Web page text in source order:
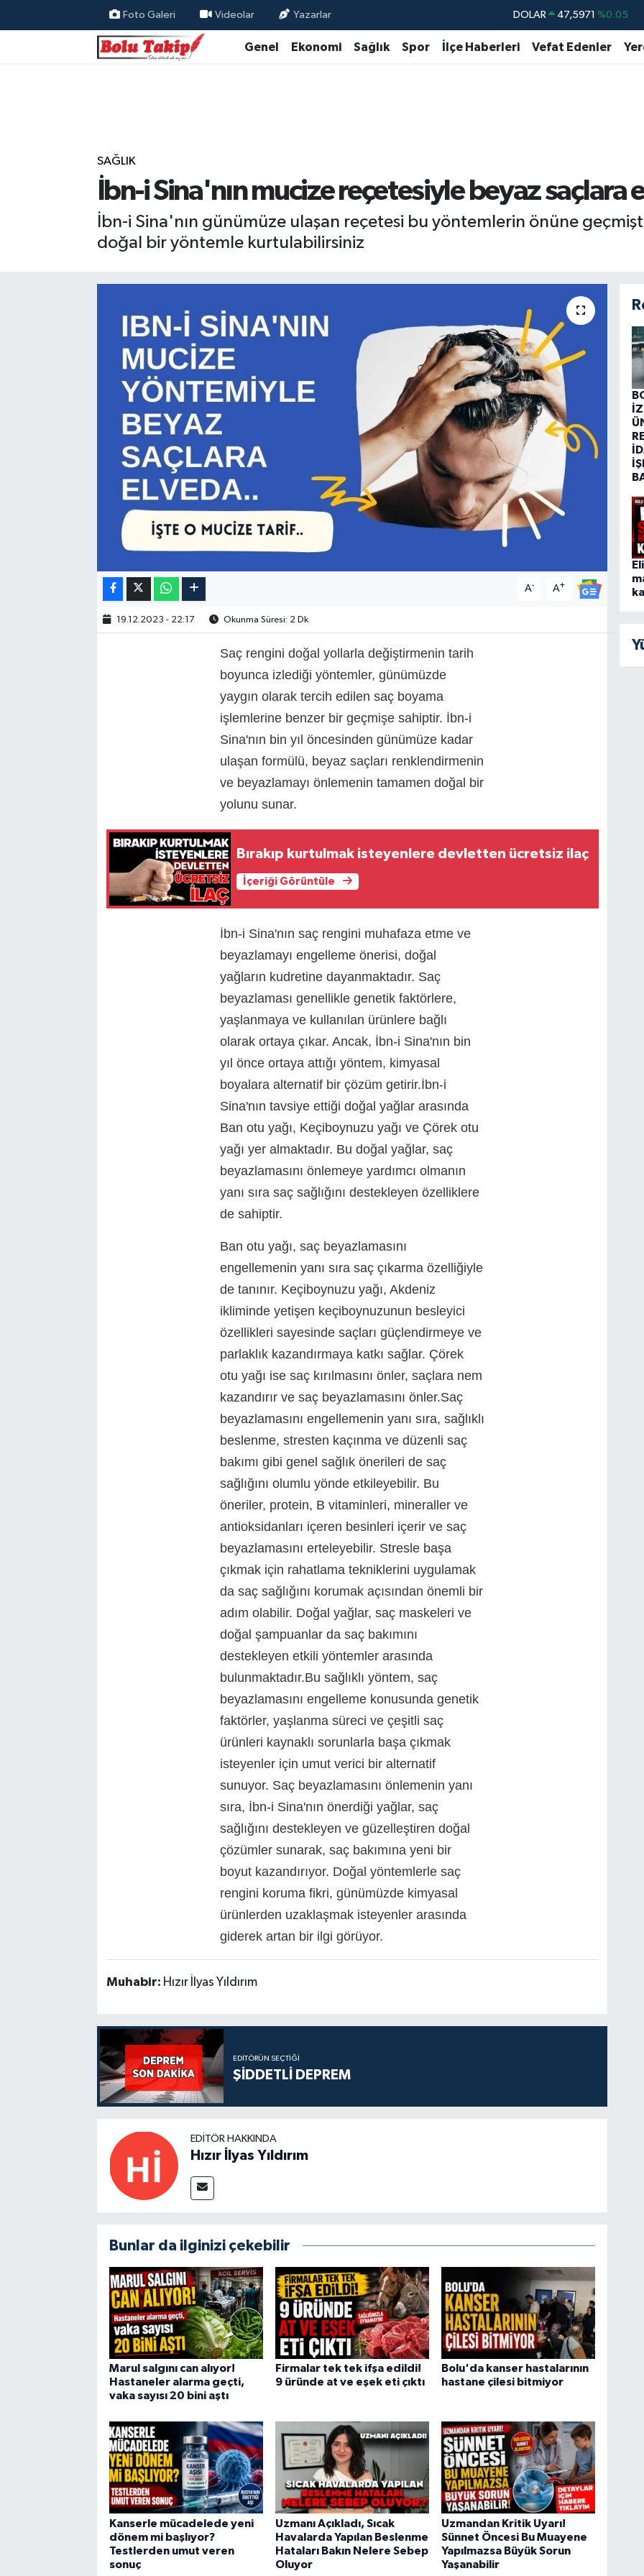
Foto Galeri Videolar Yazarlar DOLAR 47,5971 %0.05
EURO 55,1336 %0.18
Genel Ekonomi Sağlık Spor İlçe Haberleri Vefat Edenler
SAĞLIK
İbn-i Sina'nın mucize reçetesiyle beyaz saçlara
İbn-i Sina'nın günümüze ulaşan reçetesi bu yöntemlerin önüne
doğal bir yöntemle kurtulabilirsiniz
A- A+
19.12.2023 - 22:17 Okunma Süresi: 2 Dk
Saç rengini doğal yollarla değiştirmenin tarih
boyunca izlediği yöntemler, günümüzde
yaygın olarak tercih edilen saç boyama
işlemlerine benzer bir geçmişe sahiptir. İbn-i
Sina'nın bin yıl öncesinden günümüze kadar
ulaşan formülü, beyaz saçları renklendirmenin
ve beyazlamayı önlemenin tamamen doğal bir
yolunu sunar.
Bırakıp kurtulmak isteyenlere devletten ücretsiz ilaç
İçeriği Görüntüle
İbn-i Sina'nın saç rengini muhafaza etme ve
beyazlamayı engelleme önerisi, doğal
yağların kudretine dayanmaktadır. Saç
beyazlaması genellikle genetik faktörlere,
yaşlanmaya ve kullanılan ürünlere bağlı
olarak ortaya çıkar. Ancak, İbn-i Sina'nın bin
yıl önce ortaya attığı yöntem, kimyasal
boyalara alternatif bir çözüm getirir.İbn-i
Sina'nın tavsiye ettiği doğal yağlar arasında
Ban otu yağı, Keçiboynuzu yağı ve Çörek otu
yağı yer almaktadır. Bu doğal yağlar, saç
beyazlamasını önlemeye yardımcı olmanın
yanı sıra saç sağlığını destekleyen özelliklere
de sahiptir.
Ban otu yağı, saç beyazlamasını
engellemenin yanı sıra saç çıkarma özelliğiyle
de tanınır. Keçiboynuzu yağı, Akdeniz
ikliminde yetişen keçiboynuzunun besleyici
özellikleri sayesinde saçları güçlendirmeye ve
parlaklık kazandırmaya katkı sağlar. Çörek
otu yağı ise saç kırılmasını önler, saçlara nem
kazandırır ve saç beyazlamasını önler.Saç
beyazlamasını engellemenin yanı sıra, sağlıklı
beslenme, stresten kaçınma ve düzenli saç
bakımı gibi genel sağlık önerileri de saç
sağlığını olumlu yönde etkileyebilir. Bu
öneriler, protein, B vitaminleri, mineraller ve
antioksidanları içeren besinleri içerir ve saç
beyazlamasını erteleyebilir. Stresle başa
çıkmak için rahatlama tekniklerini uygulamak
da saç sağlığını korumak açısından önemli bir
adım olabilir. Doğal yağlar, saç maskeleri ve
doğal şampuanlar da saç bakımını
destekleyen etkili yöntemler arasında
bulunmaktadır.Bu sağlıklı yöntem, saç
beyazlamasını engelleme konusunda genetik
faktörler, yaşlanma süreci ve çeşitli saç
ürünleri kaynaklı sorunlarla başa çıkmak
isteyenler için umut verici bir alternatif
sunuyor. Saç beyazlamasını önlemenin yanı
sıra, İbn-i Sina'nın önerdiği yağlar, saç
sağlığını destekleyen ve güzelleştiren doğal
çözümler sunarak, saç bakımına yeni bir
boyut kazandırıyor. Doğal yöntemlerle saç
rengini koruma fikri, günümüzde kimyasal
ürünlerden uzaklaşmak isteyenler arasında
giderek artan bir ilgi görüyor.
Muhabir: Hızır İlyas Yıldırım
EDITÖRÜN SEÇTIĞI
ŞİDDETLİ DEPREM
EDITÖR HAKKINDA
Hızır İlyas Yıldırım
Bunlar da ilginizi çekebilir
Marul salgını can alıyor!
Hastaneler alarma geçti,
vaka sayısı 20 bini aştı
Firmalar tek tek ifşa edildi!
9 üründe at ve eşek eti çıktı
Bolu'da kanser hastalarının
hastane çilesi bitmiyor
Kanserle mücadelede yeni
dönem mi başlıyor?
Testlerden umut veren
sonuç
Uzmanı Açıkladı, Sıcak
Havalarda Yapılan Beslenme
Hataları Bakın Nelere Sebep
Oluyor
Uzmandan Kritik Uyarı!
Sünnet Öncesi Bu Muayene
Yapılmazsa Büyük Sorun
Yaşanabilir